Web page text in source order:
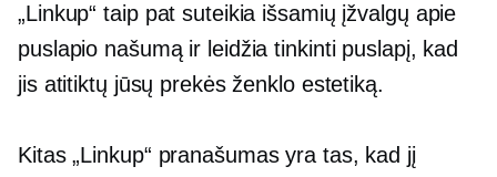
„Linkup“ taip pat suteikia išsamių įžvalgų apie
puslapio našumą ir leidžia tinkinti puslapį, kad
jis atitiktų jūsų prekės ženklo estetiką.
Kitas „Linkup“ pranašumas yra tas, kad jį